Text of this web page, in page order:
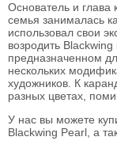
Основатель и
семья занималась
использовал свои
возродить
предназначенном
нескольких
художников. К
разных цветах,
У нас вы можете
Blackwing Pearl, а